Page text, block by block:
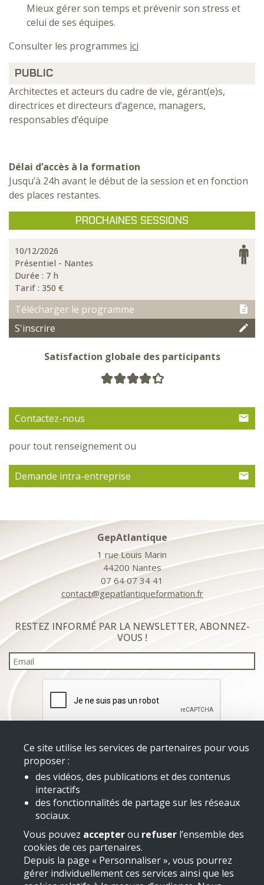
Mieux gérer son temps et prévenir son stress et
celui de ses équipes.
Consulter les programmes ici
PUBLIC
Architectes et acteurs du cadre de vie, gérant(e)s,
directrices et directeurs d’agence, managers,
responsables d’équipe
Délai d’accès à la formation
Jusqu’à 24h avant le début de la session et en fonction
des places restantes.
PROCHAINES SESSIONS
10/12/2026
Présentiel - Nantes
Durée : 7 h
Tarif : 350 €
Télécharger le programme
S'inscrire
Satisfaction globale des participants
Contactez-nous
pour tout renseignement ou
Demande intra-entreprise
GepAtlantique
1 rue Louis Marin
44200 Nantes
07 64 07 34 41
contact@gepatlantiqueformation.fr
RESTEZ INFORMÉ PAR LA NEWSLETTER, ABONNEZ-
VOUS !
Ce site utilise les services de partenaires pour vous
proposer :
des vidéos, des publications et des contenus
interactifs
des fonctionnalités de partage sur les réseaux
sociaux.
Vous pouvez accepterou refuser l’ensemble des
cookies de ces partenaires.
Depuis la page « Personnaliser », vous pourrez
gérer individuellement ces services ainsi que les